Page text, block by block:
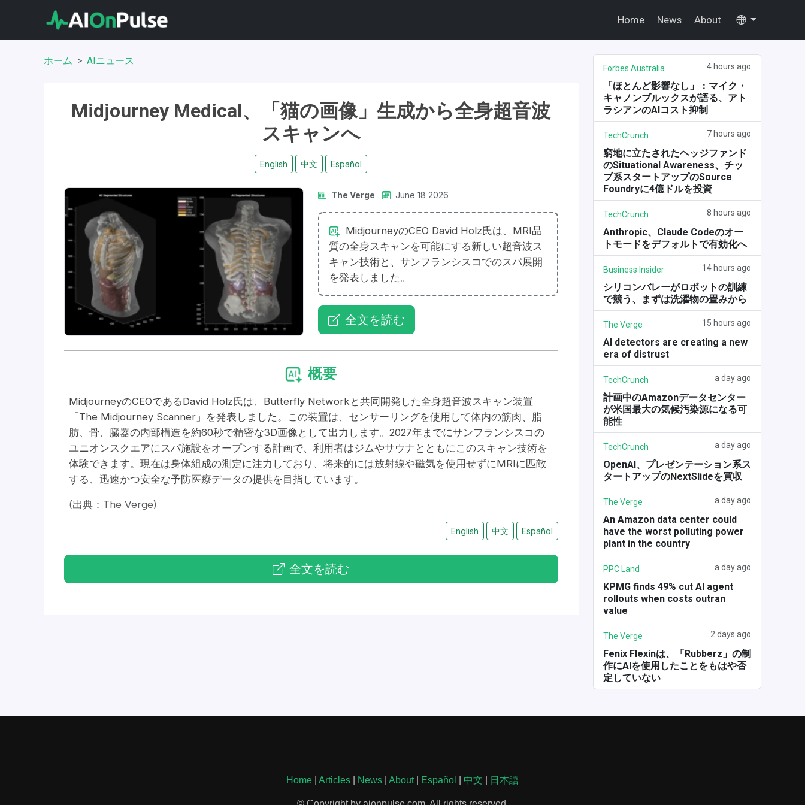
Home News About
ホーム AIニュース
Midjourney Medical、「猫の画像」生成から全身超音波
スキャンへ
English 中文 Español
The Verge June 18 2026
MidjourneyのCEO David Holz氏は、MRI品
質の全身スキャンを可能にする新しい超音波ス
キャン技術と、サンフランシスコでのスパ展開
を発表しました。
全文を読む
概要
MidjourneyのCEOであるDavid Holz氏は、Butterfly Networkと共同開発した全身超音波スキャン装置
「The Midjourney Scanner」を発表しました。この装置は、センサーリングを使用して体内の筋肉、脂
肪、骨、臓器の内部構造を約60秒で精密な3D画像として出力します。2027年までにサンフランシスコの
ユニオンスクエアにスパ施設をオープンする計画で、利用者はジムやサウナとともにこのスキャン技術を
体験できます。現在は身体組成の測定に注力しており、将来的には放射線や磁気を使用せずにMRIに匹敵
する、迅速かつ安全な予防医療データの提供を目指しています。
(出典：The Verge)
English 中文 Español
全文を読む
Forbes Australia 4 hours ago
「ほとんど影響なし」：マイク・
キャノンブルックスが語る、アト
ラシアンのAIコスト抑制
TechCrunch 7 hours ago
窮地に立たされたヘッジファンド
のSituational Awareness、チッ
プ系スタートアップのSource
Foundryに4億ドルを投資
TechCrunch 8 hours ago
Anthropic、Claude Codeのオー
トモードをデフォルトで有効化へ
Business Insider 14 hours ago
シリコンバレーがロボットの訓練
で競う、まずは洗濯物の畳みから
The Verge 15 hours ago
AI detectors are creating a new
era of distrust
TechCrunch a day ago
計画中のAmazonデータセンター
が米国最大の気候汚染源になる可
能性
TechCrunch a day ago
OpenAI、プレゼンテーション系ス
タートアップのNextSlideを買収
The Verge a day ago
An Amazon data center could
have the worst polluting power
plant in the country
PPC Land a day ago
KPMG finds 49% cut AI agent
rollouts when costs outran
value
The Verge 2 days ago
Fenix Flexinは、「Rubberz」の制
作にAIを使用したことをもはや否
定していない
Home Articles News About| Español 中文 日本語